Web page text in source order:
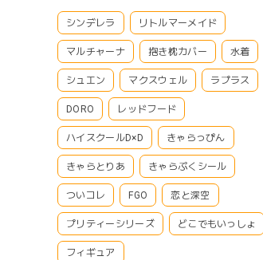
シンデレラ リトルマーメイド
マルチャーナ 抱き枕カバー 水着
シュエン マクスウェル ラプラス
DORO レッドフード
ハイスクールD×D きゃらっぴん
きゃらとりあ きゃらぷくシール
ついコレ FGO 恋と深空
プリティーシリーズ どこでもいっしょ
フィギュア